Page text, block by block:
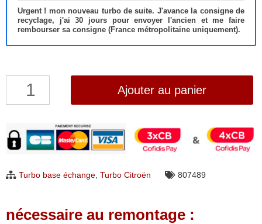
Urgent ! mon nouveau turbo de suite. J'avance la consigne de
recyclage, j'ai 30 jours pour envoyer l'ancien et me faire
rembourser sa consigne (France métropolitaine uniquement).
quantité
Peugeot
807
Tepee
HDi
Ajouter au panier
Turbo base échange Turbo Citroën 807489
nécessaire au remontage :